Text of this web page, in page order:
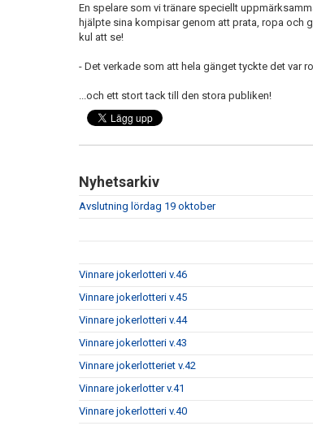
En spelare som vi tränare speciellt
hjälpte sina kompisar genom att prata, ropa och
kul att se!
- Det verkade som att hela gänget tyckte det var
...och ett stort tack till den stora publiken!
Nyhetsarkiv
Avslutning lördag 19 oktober
Vinnare jokerlotteri v.46
Vinnare jokerlotteri v.45
Vinnare jokerlotteri v.44
Vinnare jokerlotteri v.43
Vinnare jokerlotteriet v.42
Vinnare jokerlotter v.41
Vinnare jokerlotteri v.40